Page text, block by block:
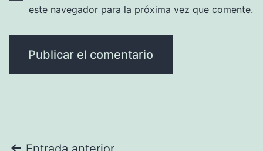
este navegador para la próxima vez que comente.